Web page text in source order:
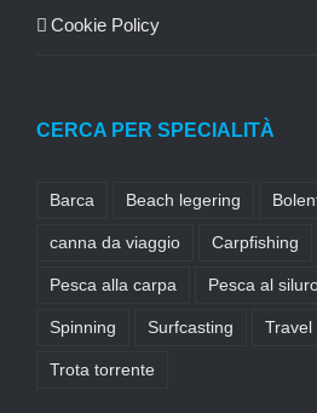
Cookie Policy
CERCA PER SPECIALITÀ
Barca Beach legering
canna da viaggio Carpfishing
Pesca alla carpa Pesca al
Spinning Surfcasting Travel
Trota torrente